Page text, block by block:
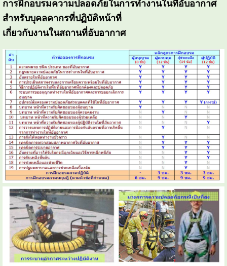
การฝึกอบรมความปลอดภัยในการทำงานในที่อับอากาศ
สำหรับบุคลคากรที่ปฏิบัติหน้าที่
เกี่ยวกับงานในสถานที่อับอากาศ